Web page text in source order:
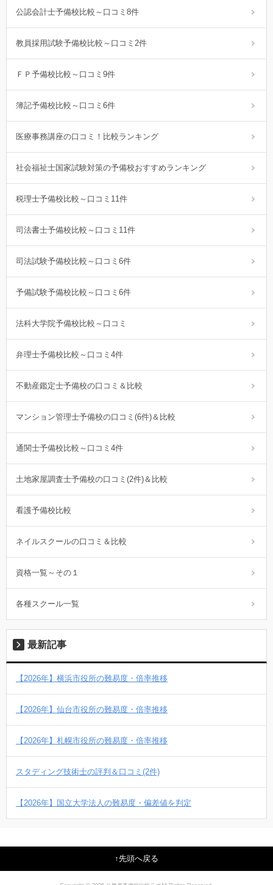
公認会計士予備校比較～口コミ8件
教員採用試験予備校比較～口コミ2件
ＦＰ予備校比較～口コミ9件
簿記予備校比較～口コミ6件
医療事務講座の口コミ！比較ランキング
社会福祉士国家試験対策の予備校おすすめランキング
税理士予備校比較～口コミ11件
司法書士予備校比較～口コミ11件
司法試験予備校比較～口コミ6件
予備試験予備校比較～口コミ6件
法科大学院予備校比較～口コミ
弁理士予備校比較～口コミ4件
不動産鑑定士予備校の口コミ＆比較
マンション管理士予備校の口コミ(6件)＆比較
通関士予備校比較～口コミ4件
土地家屋調査士予備校の口コミ(2件)＆比較
看護予備校比較
ネイルスクールの口コミ＆比較
資格一覧～その１
各種スクール一覧
最新記事
【2026年】横浜市役所の難易度・倍率推移
【2026年】仙台市役所の難易度・倍率推移
【2026年】札幌市役所の難易度・倍率推移
スタディング技術士の評判＆口コミ(2件)
【2026年】国立大学法人の難易度・偏差値を判定
先頭へ戻る